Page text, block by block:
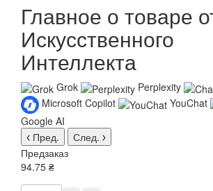
Главное о товаре
Искусственного
Интеллекта
Grok Perplexity
Microsoft Copilot
YouChat
Google AI
Пред.
След.
Предзаказ
94.75 ₴